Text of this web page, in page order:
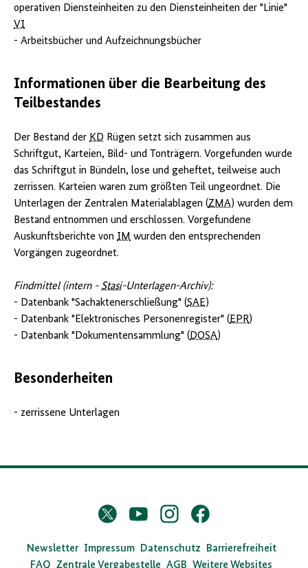
operativen Diensteinheiten zu den Diensteinheiten der "Linie"
VI
- Arbeitsbücher und Aufzeichnungsbücher
Informationen über die Bearbeitung des
Teilbestandes
Der Bestand der KD Rügen setzt sich zusammen aus
Schriftgut, Karteien, Bild- und Tonträgern. Vorgefunden wurde
das Schriftgut in Bündeln, lose und geheftet, teilweise auch
zerrissen. Karteien waren zum größten Teil ungeordnet. Die
Unterlagen der Zentralen Materialablagen (ZMA) wurden dem
Bestand entnommen und erschlossen. Vorgefundene
Auskunftsberichte von IM wurden den entsprechenden
Vorgängen zugeordnet.
Findmittel (intern - Stasi-Unterlagen-Archiv):
- Datenbank "Sachaktenerschließung" (SAE)
- Datenbank "Elektronisches Personenregister" ( EPR)
- Datenbank "Dokumentensammlung" ( DOSA)
Besonderheiten
- zerrissene Unterlagen
D
s
Twitter
X
YouTubeInstagramFacebook
Newsletter Impressum Datenschutz
Barrierefreiheit
FAQ Zentrale Vergabestelle AGB Weitere Websites